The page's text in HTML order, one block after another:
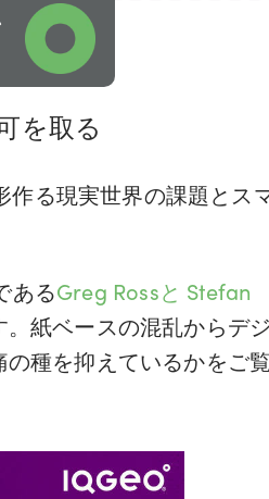
を取る
る現実世界の課題とス
あるGreg Rossと Stefan
紙ベースの混乱からデ
種を抑えているかをご